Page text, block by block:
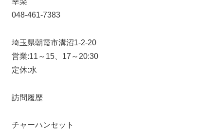
048-461-7383
埼玉県朝霞市溝沼1-2-20
営業:11～15、17～20:30
定休:水
訪問履歴
チャーハンセット